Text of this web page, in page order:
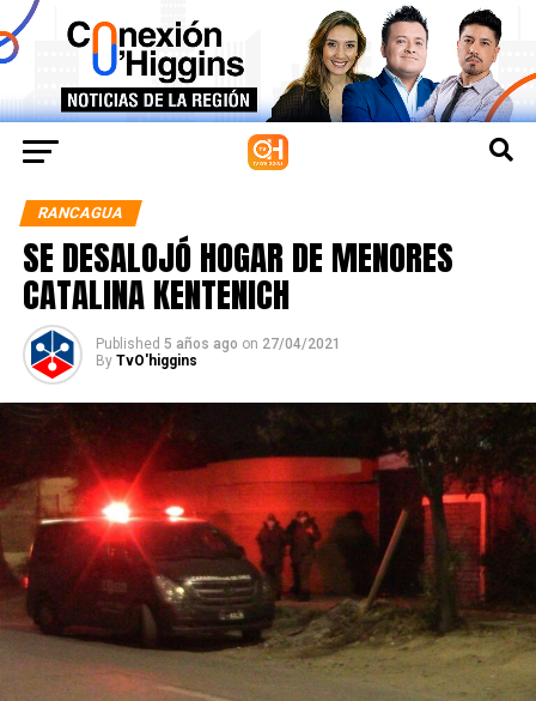
RANCAGUA
SE DESALOJÓ HOGAR DE MENORES
CATALINA KENTENICH
Published 5 años ago on 27/04/2021
By TvO'higgins